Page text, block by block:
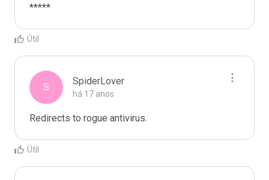
*****
Útil
S
SpiderLover
há 17 anos
Redirects to rogue antivirus.
Útil